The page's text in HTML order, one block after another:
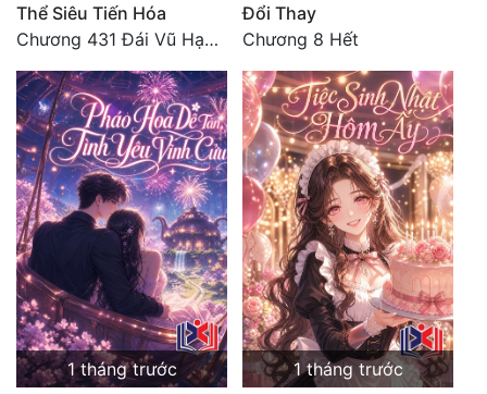
Đẹp
Tính Cách Nhân Vật :
Cơ Trí
Sát Phạt Quyết Đoán
Vô Sỉ
Điềm Đạm
Thể Siêu Tiến Hóa
Chương 431 Đái Vũ Hạo: Lão tử phản rồi! (Toàn thư hoàn)
Đổi Thay
Chương 8 Hết
1 tháng trước
1 tháng trước